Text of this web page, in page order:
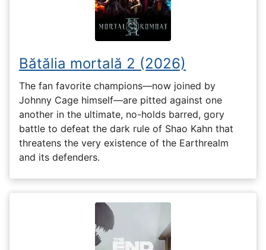
Bătălia mortală 2 (2026)
The fan favorite champions—now joined by
Johnny Cage himself—are pitted against one
another in the ultimate, no-holds barred, gory
battle to defeat the dark rule of Shao Kahn that
threatens the very existence of the Earthrealm
and its defenders.